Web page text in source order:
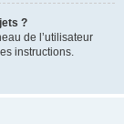
?
de l’utilisateur
instructions.